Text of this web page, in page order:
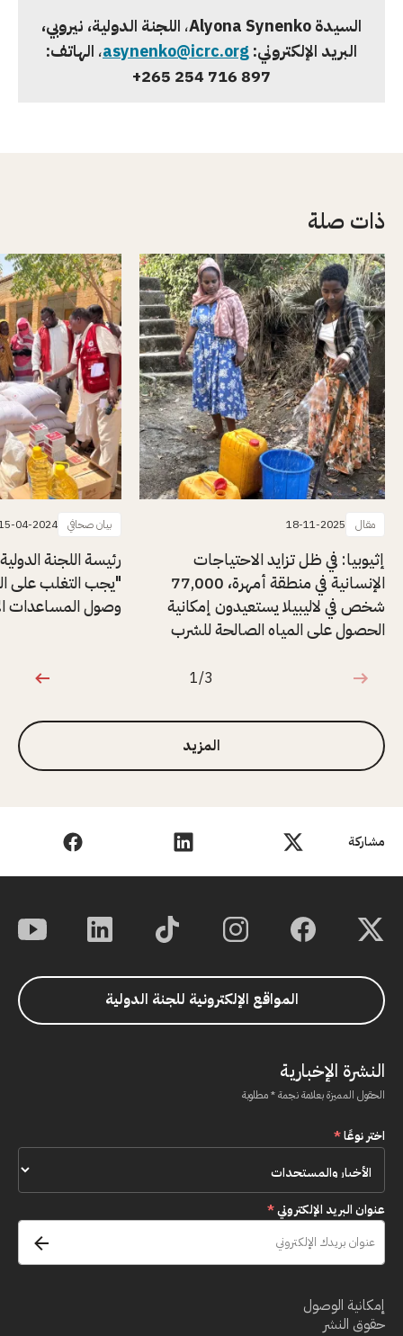
مشاركة
السيدةAlyona Synenko، اللجنة الدولية، نيروبي،
البريد الإلكتروني:asynenko@icrc.org، الهاتف:
254 716 897 265+
ذات صلة
مقال 18-11-2025
إثيوبيا: في ظل تزايد الاحتياجات
الإنسانية في منطقة أمهرة، 77,000
شخص في لاليبيلا يستعيدون إمكانية
الحصول على المياه الصالحة للشرب
بيان صحافي 04-2024
رئيسة اللجنة
"يجب التغلب على
وصول المساعدات
1 من 3
1/3
المزيد
المواقع الإلكترونية للجنة الدولية
النشرة الإخبارية
الحقول المميزة بعلامة نجمة * مطلوبة
اختر نوعًا*
عنوان البريد الإلكتروني*
إمكانية الوصول
حقوق النشر